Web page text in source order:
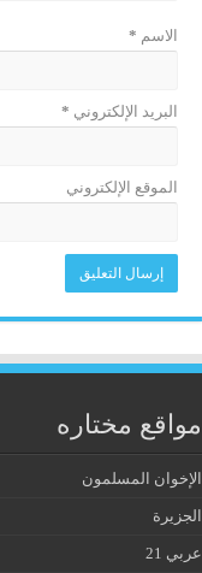
الاسم *
البريد الإلكتروني *
الموقع الإلكتروني
مواقع مختاره
الإخوان المسلمون
الجزيرة
عربي 21